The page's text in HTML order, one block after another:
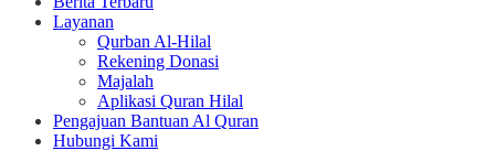
Layanan
Qurban Al-Hilal
Rekening Donasi
Majalah
Aplikasi Quran Hilal
Pengajuan Bantuan Al Quran
Hubungi Kami